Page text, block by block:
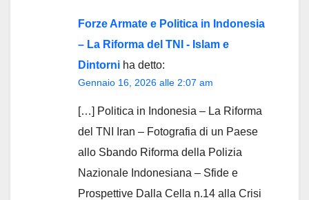
Forze Armate e Politica in Indonesia
– La Riforma del TNI - Islam e
Dintorni ha detto:
Gennaio 16, 2026 alle 2:07 am
[…] Politica in Indonesia – La Riforma
del TNI Iran – Fotografia di un Paese
allo Sbando Riforma della Polizia
Nazionale Indonesiana – Sfide e
Prospettive Dalla Cella n.14 alla Crisi